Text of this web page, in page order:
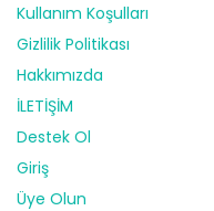
Kullanım Koşulları
Gizlilik Politikası
Hakkımızda
İLETİŞİM
Destek Ol
Giriş
Üye Olun